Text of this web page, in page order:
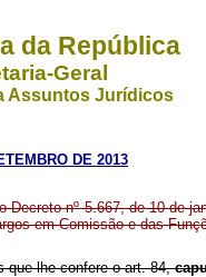
da República
Geral
Assuntos Jurídicos
DE 2013
Decreto nº5.667, de 10 de
em Comissão e das
que lhe confere o art. 84,